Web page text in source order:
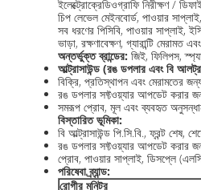
ইলেক্ট্রোক্রেডিওগ্রাফি নিরীক্ষণ /
চিপ লেভেল মেইনবোর্ড, পাওয়ার
সব ধরণের পিসিবি, পাওয়ার সাপ্লাই,
ভাড়া, রক্ষণাবেক্ষণ, গ্যারান্টি মেরামত
অন্তর্ভুক্ত ব্রান্ডের: জিই, ফিলিপস,
আল্ট্রাসাউন্ড (রঙ ডপলার এবং বি
বিক্রি, প্রতিস্থাপন এবং মেরামতের
রঙ ডপলার সফ্টওয়্যার আপডেট করার
সমরূপ প্রোব, মূল এবং ব্যবহৃত
বিস্তারিত ভূমিকা:
বি আল্ট্রাসাউন্ড পি.সি.বি., ফ্রন্ট শেষ,
রঙ ডপলার সফ্টওয়্যার আপডেট করার
প্রোব, পাওয়ার সাপ্লাই, ডিসপ্লে
পরিষেবা ব্র্যান্ড:
রোগীর মনিটর